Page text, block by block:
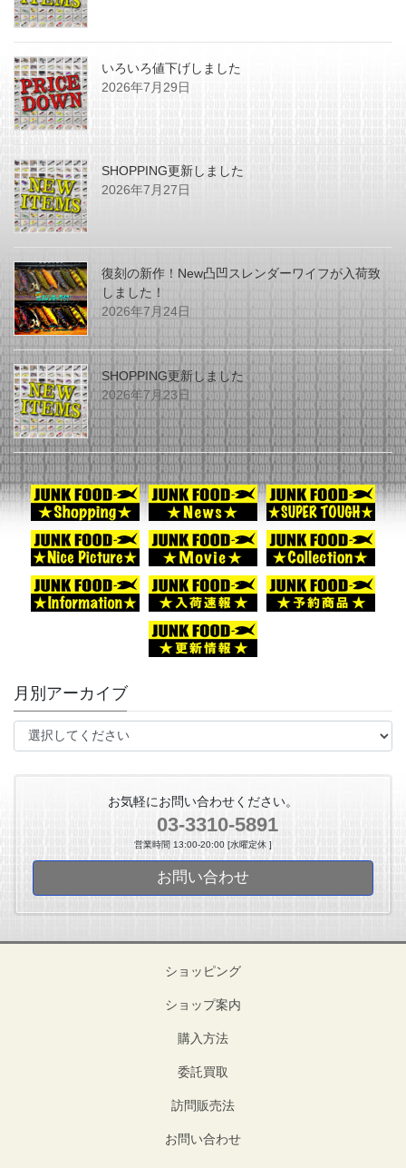
いろいろ値下げしました
2026年7月29日
SHOPPING更新しました
2026年7月27日
復刻の新作！New凸凹スレンダーワイフが入荷致
しました！
2026年7月24日
SHOPPING更新しました
2026年7月23日
月別アーカイブ
お気軽にお問い合わせください。
03-3310-5891
営業時間 13:00-20:00 [水曜定休 ]
お問い合わせ
ショッピング
ショップ案内
購入方法
委託買取
訪問販売法
お問い合わせ